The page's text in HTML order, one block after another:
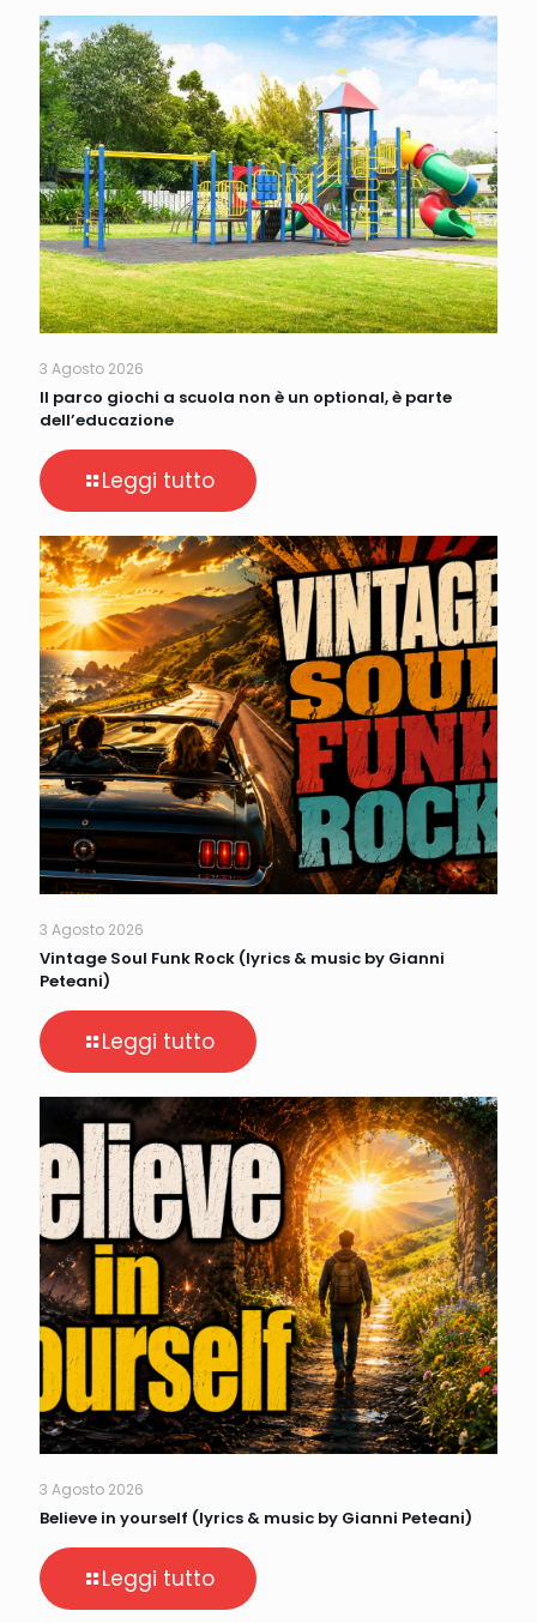
3 Agosto 2026
Il parco giochi a scuola non è un optional, è parte
dell’educazione
Leggi tutto
3 Agosto 2026
Vintage Soul Funk Rock (lyrics & music by Gianni
Peteani)
Leggi tutto
3 Agosto 2026
Believe in yourself (lyrics & music by Gianni Peteani)
Leggi tutto